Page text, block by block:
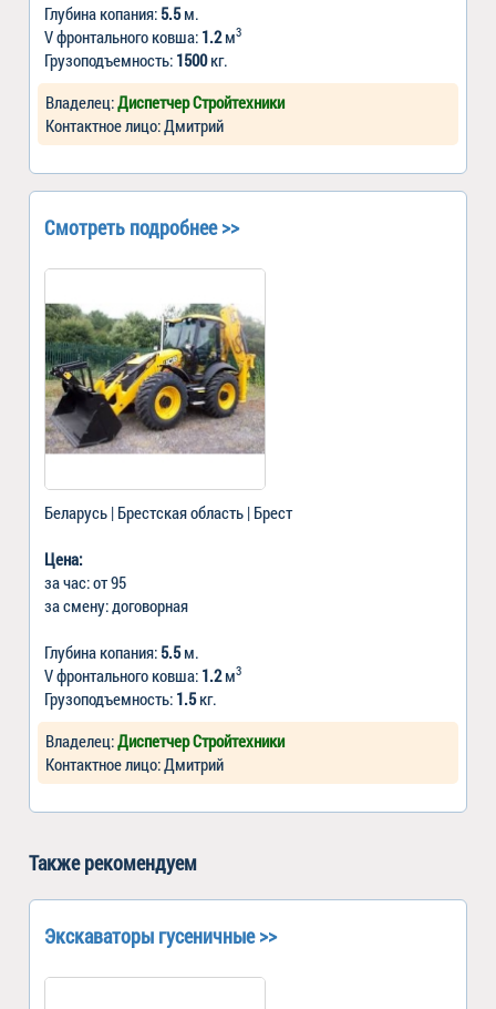
Глубина копания: 5.5м.
V фронтального ковша: 1.2м3
Грузоподъемность: 1500кг.
Владелец:Диспетчер Стройтехники
Контактное лицо: Дмитрий
Смотреть подробнее >>
Беларусь | Брестская область | Брест
Цена:
за час: от 95
за смену: договорная
Глубина копания: 5.5м.
V фронтального ковша: 1.2м3
Грузоподъемность: 1.5кг.
Владелец:Диспетчер Стройтехники
Контактное лицо: Дмитрий
Также рекомендуем
Экскаваторы гусеничные >>